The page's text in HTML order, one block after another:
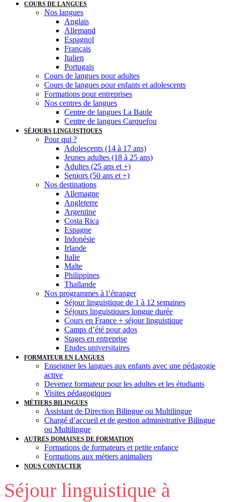
COURS DE LANGUES
Nos langues
Anglais
Allemand
Espagnol
Français
Italien
Portugais
Cours de langues pour adultes
Cours de langues pour enfants et adolescents
Formations pour entreprises
Nos centres de langues
Centre de langues La Baule
Centre de langues Carquefou
SÉJOURS LINGUISTIQUES
Pour qui ?
Adolescents (14 à 17 ans)
Jeunes adultes (18 à 25 ans)
Adultes (25 ans et +)
Seniors (50 ans et +)
Nos destinations
Allemagne
Angleterre
Argentine
Costa Rica
Espagne
Indonésie
Irlande
Italie
Malte
Philippines
Thaïlande
Nos programmes à l’étranger
Séjour linguistique de 1 à 12 semaines
Séjours linguistiques longue durée
Cours en France + séjour linguistique
Camps d’été pour ados
Stages en entreprise
Etudes universitaires
FORMATEUR EN LANGUES
Enseigner les langues aux enfants avec une pédagogie
active
Devenez formateur pour les adultes et les étudiants
Visites pédagogiques
MÉTIERS BILINGUES
Assistant de Direction Bilingue ou Multilingue
Chargé d’accueil et de gestion administrative Bilingue
ou Multilingue
AUTRES DOMAINES DE FORMATION
Formations de formateurs et petite enfance
Formations aux métiers animaliers
NOUS CONTACTER
Séjour linguistique à